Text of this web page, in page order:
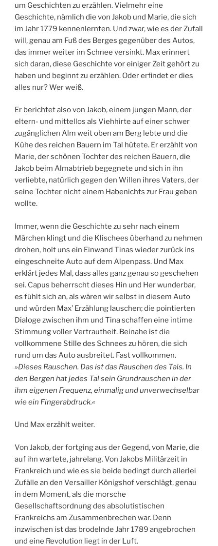
um Geschichten zu erzählen. Vielmehr eine
Geschichte, nämlich die von Jakob und Marie, die sich
im Jahr 1779 kennenlernten. Und zwar, wie es der Zufall
will, genau am Fuß des Berges gegenüber des Autos,
das immer weiter im Schnee versinkt. Max erinnert
sich daran, diese Geschichte vor einiger Zeit gehört zu
haben und beginnt zu erzählen. Oder erfindet er dies
alles nur? Wer weiß.
Er berichtet also von Jakob, einem jungen Mann, der
eltern- und mittellos als Viehhirte auf einer schwer
zugänglichen Alm weit oben am Berg lebte und die
Kühe des reichen Bauern im Tal hütete. Er erzählt von
Marie, der schönen Tochter des reichen Bauern, die
Jakob beim Almabtrieb begegnete und sich in ihn
verliebte, natürlich gegen den Willen ihres Vaters, der
seine Tochter nicht einem Habenichts zur Frau geben
wollte.
Immer, wenn die Geschichte zu sehr nach einem
Märchen klingt und die Klischees überhand zu nehmen
drohen, holt uns ein Einwand Tinas wieder zurück ins
eingeschneite Auto auf dem Alpenpass. Und Max
erklärt jedes Mal, dass alles ganz genau so geschehen
sei. Capus beherrscht dieses Hin und Her wunderbar,
es fühlt sich an, als wären wir selbst in diesem Auto
und würden Max’ Erzählung lauschen; die pointierten
Dialoge zwischen ihm und Tina schaffen eine intime
Stimmung voller Vertrautheit. Beinahe ist die
vollkommene Stille des Schnees zu hören, die sich
rund um das Auto ausbreitet. Fast vollkommen.
»Dieses Rauschen. Das ist das Rauschen des Tals. In
den Bergen hat jedes Tal sein Grundrauschen in der
ihm eigenen Frequenz, einmalig und unverwechselbar
wie ein Fingerabdruck.«
Und Max erzählt weiter.
Von Jakob, der fortging aus der Gegend, von Marie, die
auf ihn wartete, jahrelang. Von Jakobs Militärzeit in
Frankreich und wie es sie beide bedingt durch allerlei
Zufälle an den Versailler Königshof verschlägt, genau
in dem Moment, als die morsche
Gesellschaftsordnung des absolutistischen
Frankreichs am Zusammenbrechen war. Denn
inzwischen ist das brodelnde Jahr 1789 angebrochen
und eine Revolution liegt in der Luft.